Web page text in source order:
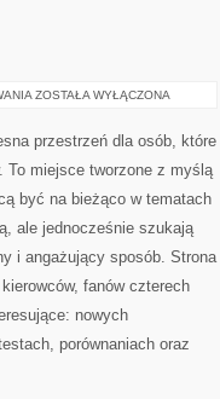
ELEKTRYCZNA
ZOSTAŁA WYŁĄCZONA
przestrzeń dla osób, które
To miejsce tworzone z myślą
być na bieżąco w tematach
ale jednocześnie szukają
i angażujący sposób. Strona
fanów czterech
nowych
porównaniach oraz